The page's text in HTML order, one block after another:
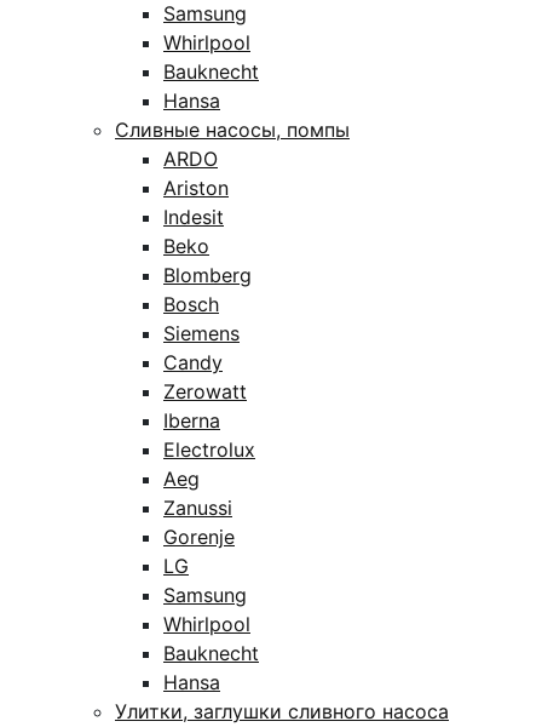
Samsung
Whirlpool
Bauknecht
Hansa
Сливные насосы, помпы
ARDO
Ariston
Indesit
Beko
Blomberg
Bosch
Siemens
Candy
Zerowatt
Iberna
Electrolux
Aeg
Zanussi
Gorenje
LG
Samsung
Whirlpool
Bauknecht
Hansa
Улитки, заглушки сливного насоса